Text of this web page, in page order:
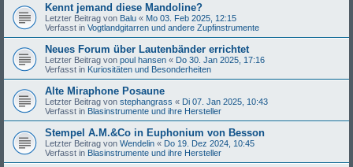
Kennt jemand diese Mandoline?
Letzter Beitrag von Balu « Mo 03. Feb 2025, 12:15
Verfasst in Vogtlandgitarren und andere Zupfinstrumente
Neues Forum über Lautenbänder errichtet
Letzter Beitrag von poul hansen « Do 30. Jan 2025, 17:16
Verfasst in Kuriositäten und Besonderheiten
Alte Miraphone Posaune
Letzter Beitrag von stephangrass « Di 07. Jan 2025, 10:43
Verfasst in Blasinstrumente und ihre Hersteller
Stempel A.M.&Co in Euphonium von Besson
Letzter Beitrag von Wendelin « Do 19. Dez 2024, 10:45
Verfasst in Blasinstrumente und ihre Hersteller